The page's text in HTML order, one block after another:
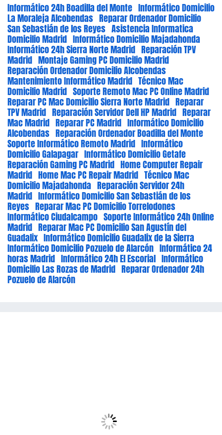
Informático 24h Boadilla del Monte Informático Domicilio
La Moraleja Alcobendas Reparar Ordenador Domicilio
San Sebastián de los Reyes Asistencia Informatica
Domicilio Madrid Informático Domicilio Majadahonda
Informático 24h Sierra Norte Madrid Reparación TPV
Madrid Montaje Gaming PC Domicilio Madrid
Reparación Ordenador Domicilio Alcobendas
Mantenimiento Informático Madrid Técnico Mac
Domicilio Madrid Soporte Remoto Mac PC Online Madrid
Reparar PC Mac Domicilio Sierra Norte Madrid Reparar
TPV Madrid Reparación Servidor Dell HP Madrid Reparar
Mac Madrid Reparar PC Madrid Informático Domicilio
Alcobendas Reparación Ordenador Boadilla del Monte
Soporte Informático Remoto Madrid Informático
Domicilio Galapagar Informático Domicilio Getafe
Reparación Gaming PC Madrid Home Computer Repair
Madrid Home Mac PC Repair Madrid Técnico Mac
Domicilio Majadahonda Reparación Servidor 24h
Madrid Informático Domicilio San Sebastián de los
Reyes Reparar Mac PC Domicilio Torrelodones
Informático Ciudalcampo Soporte Informático 24h Online
Madrid Reparar Mac PC Domicilio San Agustín del
Guadalix Informático Domicilio Guadalix de la Sierra
Informático Domicilio Pozuelo de Alarcón Informático 24
horas Madrid Informático 24h El Escorial Informático
Domicilio Las Rozas de Madrid Reparar Ordenador 24h
Pozuelo de Alarcón